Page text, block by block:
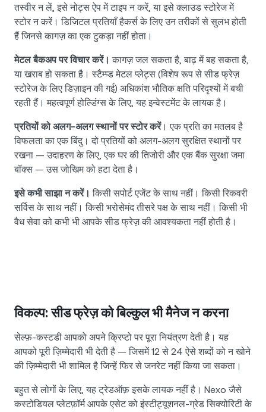
तस्वीर न लें, इसे नोट्स ऐप में टाइप न करें, या इसे क्लाउड स्टोरेज में
स्टोर न करें। डिजिटल प्रतियाँ हैकर्स के लिए उन तरीकों से सुलभ होती
हैं जिनसे कागज़ का एक टुकड़ा नहीं होता।
मेटल बैकअप पर विचार करें।कागज़ जल सकता है, बाढ़ में बह सकता है,
या खराब हो सकता है। स्टैम्प्ड मेटल प्लेट्स (विशेष रूप से सीड फ्रेज़
स्टोरेज के लिए डिज़ाइन की गई) अधिकांश भौतिक क्षति परिदृश्यों में बची
रहती हैं। महत्वपूर्ण होल्डिंग्स के लिए, यह इन्वेस्टमेंट के लायक है।
प्रतियों को अलग-अलग स्थानों पर स्टोर करें। एक प्रति का मतलब है
विफलता का एक बिंदु। दो प्रतियों को अलग-अलग सुरक्षित स्थानों पर
रखना — उदाहरण के लिए, एक घर की तिजोरी और एक बैंक सुरक्षा जमा
बॉक्स — उस जोखिम को हटा देता है।
इसे कभी साझा न करें। किसी सपोर्ट एजेंट के साथ नहीं। किसी रिकवरी
सर्विस के साथ नहीं। किसी भरोसेमंद तीसरे पक्ष के साथ नहीं। किसी भी
वैध सेवा को कभी भी आपके सीड फ्रेज़ की आवश्यकता नहीं होती है।
विकल्प: सीड फ्रेज़ को बिल्कुल भी मैनेज न करना
सेल्फ़-कस्टडी आपको अपने क्रिप्टो पर पूरा नियंत्रण देती है। यह
आपको पूरी ज़िम्मेदारी भी देती है — जिसमें 12 से 24 ऐसे शब्दों को न खोने
की ज़िम्मेदारी भी शामिल है जिन्हें फिर से जनरेट नहीं किया जा सकता।
बहुत से लोगों के लिए, यह ट्रेडऑफ़ इसके लायक नहीं है। Nexo जैसे
कस्टोडियल प्लेटफ़ॉर्म आपके एसेट को इंस्टीट्यूशनल-ग्रेड सिक्योरिटी के